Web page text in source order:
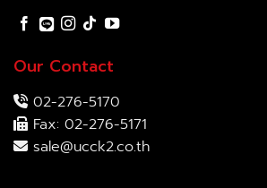
Our Contact
02-276-5170
Fax: 02-276-5171
sale@ucck2.co.th